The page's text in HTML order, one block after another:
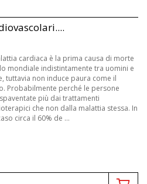
cardiaca è la prima causa di morte
mondiale indistintamente tra uomini e
tuttavia non induce paura come il
Probabilmente perché le persone
più dai trattamenti
che non dalla malattia stessa. In
circa il 60% de ...